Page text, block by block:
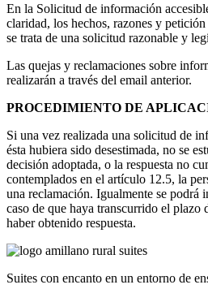
En la Solicitud de información
claridad, los hechos, razones y
se trata de una solicitud razonable y
Las quejas y reclamaciones sobre
realizarán a través del email anterior.
PROCEDIMIENTO DE
Si una vez realizada una solicitud de
ésta hubiera sido desestimada, no se
decisión adoptada, o la respuesta no
contemplados en el artículo 12.5, la
una reclamación. Igualmente se podrá
caso de que haya transcurrido el plazo
haber obtenido respuesta.
Suites con encanto en un entorno de